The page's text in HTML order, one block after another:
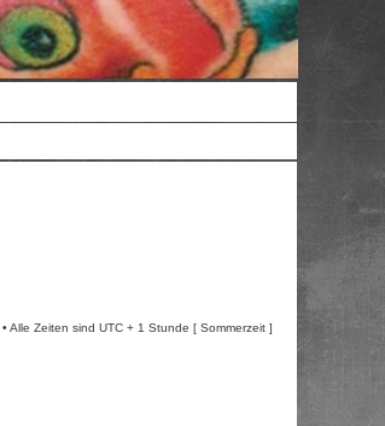
• Alle Zeiten sind UTC + 1 Stunde [ Sommerzeit ]